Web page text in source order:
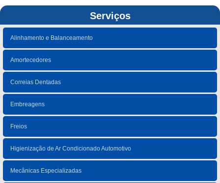
Serviços
Alinhamento e Balanceamento
Amortecedores
Correias Dentadas
Embreagens
Freios
Higienização de Ar Condicionado Automotivo
Mecânicas Especializadas